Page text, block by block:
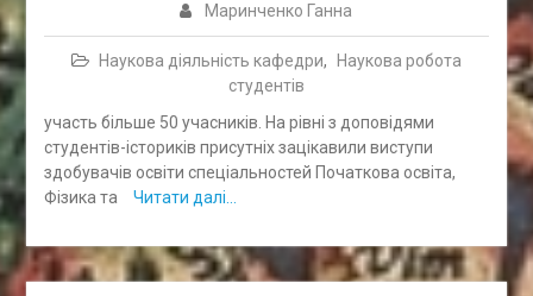
Маринченко Ганна
Наукова діяльність кафедри,
Наукова робота
студентів
участь більше 50 учасників. На рівні з доповідями
студентів-істориків присутніх зацікавили виступи
здобувачів освіти спеціальностей Початкова освіта,
Фізика та
Читати далі…